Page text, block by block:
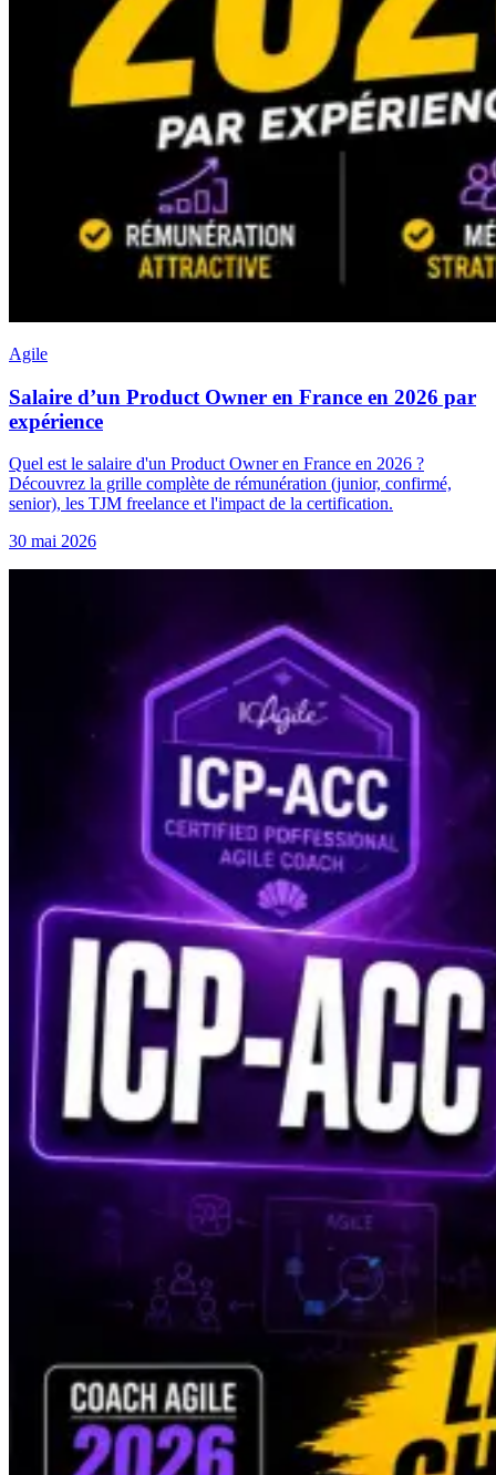
Agile
Salaire d’un Product Owner en France en 2026 par
expérience
Quel est le salaire d'un Product Owner en France en 2026 ?
Découvrez la grille complète de rémunération (junior, confirmé,
senior), les TJM freelance et l'impact de la certification.
30 mai 2026